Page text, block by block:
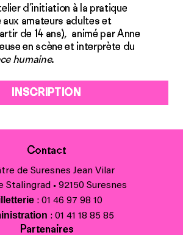
d’initiation à la pratique
amateurs adultes et
de 14 ans), animé par Anne
en scène et interprète du
humaine.
INSCRIPTION
Contact
de Suresnes Jean Vilar
Stalingrad • 92150 Suresnes
: 01 46 97 98 10
: 01 41 18 85 85
Partenaires